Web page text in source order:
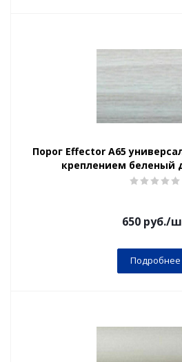
Порог Effector А65
креплением беленый
650руб./
Подробнее